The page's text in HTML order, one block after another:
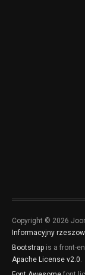
Copyright © 2026
Informacyjny
Bootstrap is a front-
Apache License v2.0.